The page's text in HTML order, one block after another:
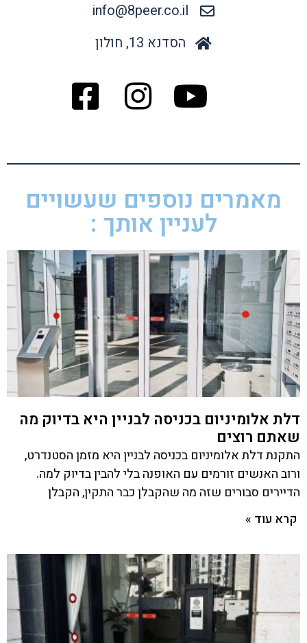
info@8peer.co.il
הסדנא 13, חולון
מאמרים נוספים שעשויים
לעניין אותך :
דלת אלומיניום בכניסה לבניין היא בדיוק מה
שאתם רוצים
התקנת דלת אלומיניום בכניסה לבניין היא מזמן הסטנדרט,
ורוב האנשים זורמים עם האופנה בלי להבין בדיוק למה.
הדיירים סבורים שזה מה שהקבלן כבר התקין, הקבלן
קרא עוד »